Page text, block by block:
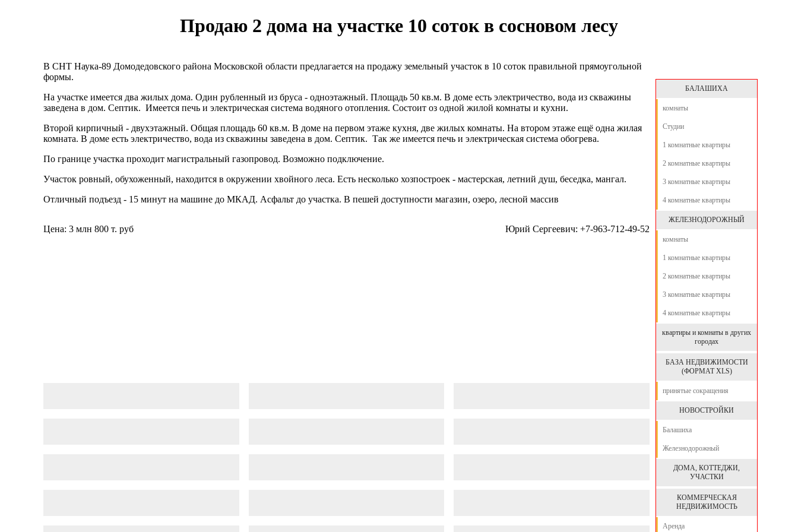
Продаю 2 дома на участке 10 соток в сосновом лесу
В СНТ Наука-89 Домодедовского района Московской области предлагается на продажу земельный участок в 10 соток правильной прямоугольной
формы.
На участке имеется два жилых дома. Один рубленный из бруса - одноэтажный. Площадь 50 кв.м. В доме есть электричество, вода из скважины
заведена в дом. Септик. Имеется печь и электрическая система водяного отопления. Состоит оз одной жилой комнаты и кухни.
Второй кирпичный - двухэтажный. Общая площадь 60 кв.м. В доме на первом этаже кухня, две жилых комнаты. На втором этаже ещё одна жилая
комната. В доме есть электричество, вода из скважины заведена в дом. Септик. Так же имеется печь и электрическая система обогрева.
По границе участка проходит магистральный газопровод. Возможно подключение.
Участок ровный, обухоженный, находится в окружении хвойного леса. Есть несколько хозпостроек - мастерская, летний душ, беседка, мангал.
Отличный подъезд - 15 минут на машине до МКАД. Асфальт до участка. В пешей доступности магазин, озеро, лесной массив
Цена: 3 млн 800 т. руб Юрий Сергеевич: +7-963-712-49-52
БАЛАШИХА
комнаты
Студии
1 комнатные квартиры
2 комнатные квартиры
3 комнатные квартиры
4 комнатные квартиры
ЖЕЛЕЗНОДОРОЖНЫЙ
комнаты
1 комнатные квартиры
2 комнатные квартиры
3 комнатные квартиры
4 комнатные квартиры
квартиры и комнаты в других
городах
БАЗА НЕДВИЖИМОСТИ
(ФОРМАТ XLS)
принятые сокращения
НОВОСТРОЙКИ
Балашиха
Железнодорожный
ДОМА, КОТТЕДЖИ,
УЧАСТКИ
КОММЕРЧЕСКАЯ
НЕДВИЖИМОСТЬ
Аренда